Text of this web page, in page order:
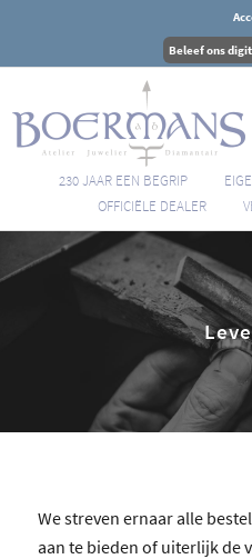
Beleef ons
230 JAAR EEN BEGRIP
OFFICIËLE DEALER
We streven ernaar alle
aan te bieden of uiterlijk de